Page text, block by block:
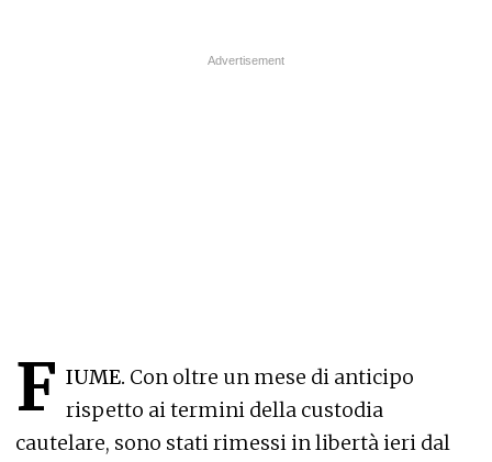
F IUME. Con oltre un mese di anticipo
rispetto ai termini della custodia
cautelare, sono stati rimessi in libertà ieri dal